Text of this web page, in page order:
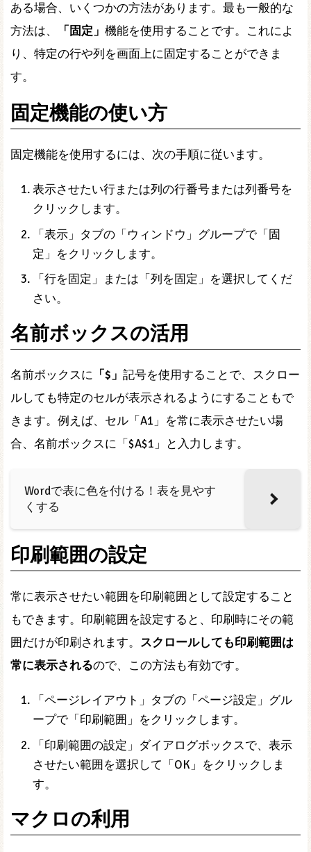
ある場合、いくつかの方法があります。最も一般的な
方法は、
「固定」 機能を使用することです。これによ
り、特定の行や列を画面上に固定することができま
す。
固定機能の使い方
固定機能を使用するには、次の手順に従います。
表示させたい行または列の行番号または列番号を
クリックします。
「表示」タブの「ウィンドウ」グループで「固
定」をクリックします。
「行を固定」または「列を固定」を選択してくだ
さい。
名前ボックスの活用
名前ボックスに 「$」 記号を使用することで、スクロー
ルしても特定のセルが表示されるようにすることもで
きます。例えば、セル「A1」を常に表示させたい場
合、名前ボックスに「$A$1」と入力します。
Wordで表に色を付ける！表を見やす
くする
印刷範囲の設定
常に表示させたい範囲を印刷範囲として設定すること
もできます。印刷範囲を設定すると、印刷時にその範
囲だけが印刷されます。 スクロールしても印刷範囲は
常に表示されるので、この方法も有効です。
「ページレイアウト」タブの「ページ設定」グル
ープで「印刷範囲」をクリックします。
「印刷範囲の設定」ダイアログボックスで、表示
させたい範囲を選択して「OK」をクリックしま
す。
マクロの利用